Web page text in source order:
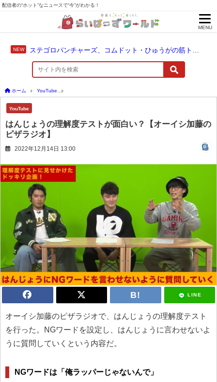
配信者の“ホット”なニュースで“今”がわかる！
MENU
ホーム YouTube
YouTube
はんじょうの理解度テストが面白い？【オーイシ加藤の
ピザラジオ】
2022年12月14日 13:00
LINE
オーイシ加藤のピザラジオで、はんじょうの理解度テスト
を行った。NGワードを設定し、はんじょうに言わせないよ
うに質問していくという内容だ。
NGワードは「俺ラッパーじゃないんで」